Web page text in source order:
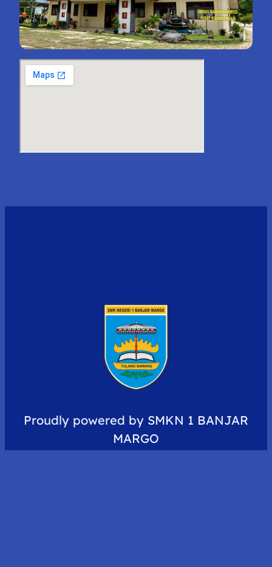
Proudly powered by SMKN 1 BANJAR
MARGO